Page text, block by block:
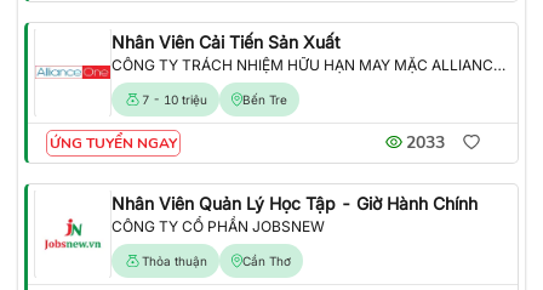
Nhân Viên Cải Tiến Sản Xuất
CÔNG TY TRÁCH NHIỆM HỮU HẠN MAY MẶC ALLIANCE ONE
7 - 10 triệu Bến Tre
ỨNG TUYỂN NGAY 2033
Nhân Viên Quản Lý Học Tập - Giờ Hành Chính
CÔNG TY CỔ PHẦN JOBSNEW
Thỏa thuận Cần Thơ